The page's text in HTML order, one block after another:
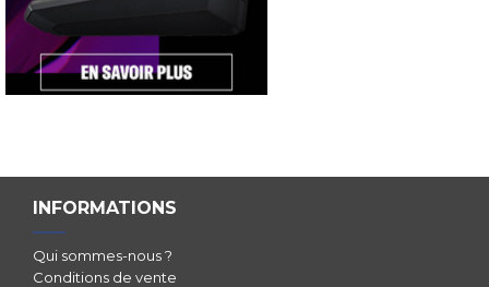
INFORMATIONS
Qui sommes-nous ?
Conditions de vente